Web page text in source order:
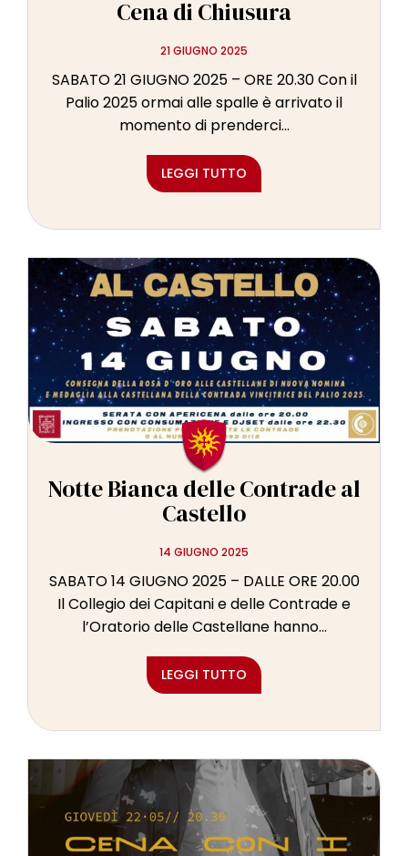
Cena di Chiusura
21 GIUGNO 2025
SABATO 21 GIUGNO 2025 – ORE 20.30 Con il
Palio 2025 ormai alle spalle è arrivato il
momento di prenderci...
LEGGI TUTTO
Notte Bianca delle Contrade al
Castello
14 GIUGNO 2025
SABATO 14 GIUGNO 2025 – DALLE ORE 20.00
Il Collegio dei Capitani e delle Contrade e
l’Oratorio delle Castellane hanno...
LEGGI TUTTO